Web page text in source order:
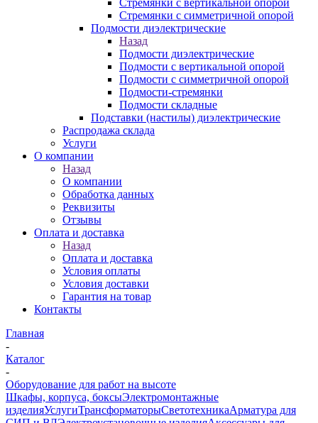
Стремянки с вертикальной опорой
Стремянки с симметричной опорой
Подмости диэлектрические
Назад
Подмости диэлектрические
Подмости с вертикальной опорой
Подмости с симметричной опорой
Подмости-стремянки
Подмости складные
Подставки (настилы) диэлектрические
Распродажа склада
Услуги
О компании
Назад
О компании
Обработка данных
Реквизиты
Отзывы
Оплата и доставка
Назад
Оплата и доставка
Условия оплаты
Условия доставки
Гарантия на товар
Контакты
Главная
-
Каталог
-
Оборудование для работ на высоте
Шкафы, корпуса, боксыЭлектромонтажные
изделияУслугиТрансформаторыСветотехникаАрматура для